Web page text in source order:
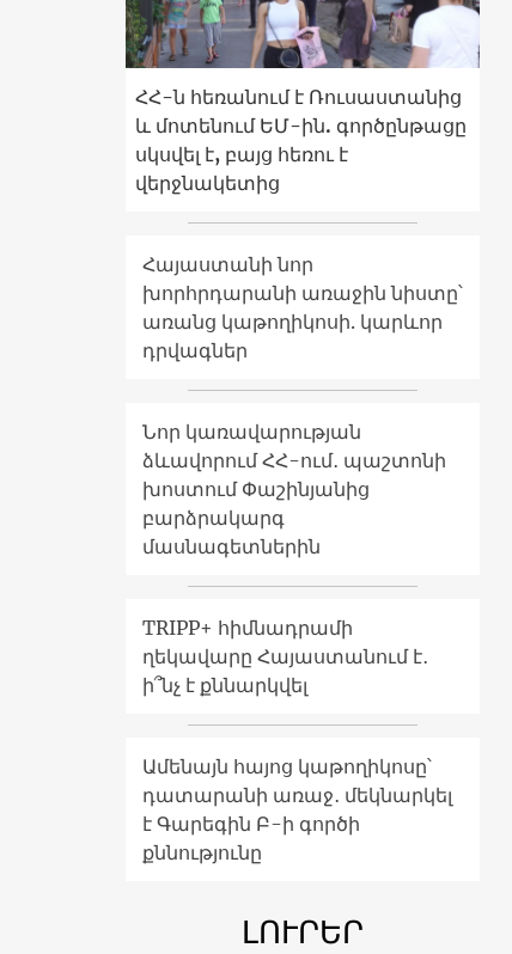
ՀՀ-ն հեռանում է Ռուսաստանից
և մոտենում ԵՄ-ին. գործընթացը
սկսվել է, բայց հեռու է
վերջնակետից
Հայաստանի նոր
խորհրդարանի առաջին նիստը՝
առանց կաթողիկոսի. կարևոր
դրվագներ
Նոր կառավարության
ձևավորում ՀՀ-ում․ պաշտոնի
խոստում Փաշինյանից
բարձրակարգ
մասնագետներին
TRIPP+ հիմնադրամի
ղեկավարը Հայաստանում է․
ի՞նչ է քննարկվել
Ամենայն հայոց կաթողիկոսը՝
դատարանի առաջ․ մեկնարկել
է Գարեգին Բ-ի գործի
քննությունը
ԼՈՒՐԵՐ